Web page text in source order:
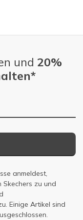
und 20%
anmeldest,
Skechers zu und
Einige Artikel sind